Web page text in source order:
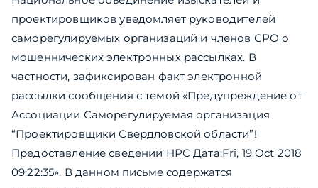
проектировщиков уведомляет руководителей
саморегулируемых организаций и членов СРО о
мошеннических электронных рассылках. В
частности, зафиксирован факт электронной
рассылки сообщения с темой «Предупреждение от
Ассоциации Саморегулируемая организация
“Проектировщики Свердловской области”!
Предоставление сведений НРС Дата:Fri, 19 Oct 2018
09:22:35». В данном письме содержатся